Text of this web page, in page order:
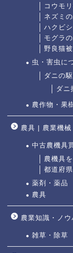
コウモ
ネズミ
ハクビ
モグラ
野良猫
虫・害虫に
ダニの
ダニ
農作物・果
農具 | 農業機械
中古農機具
農機具
都道府
薬剤・薬品
農具
農業知識・ノウ
雑草・除草